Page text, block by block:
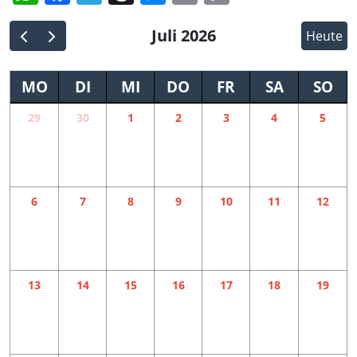
Juli 2026 Heute
MO DI MI DO FR SA SO
29 30 1 2 3 4 5
6 7 8 9 10 11 12
13 14 15 16 17 18 19